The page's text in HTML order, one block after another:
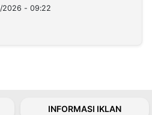
2026 - 09:22
INFORMASI IKLAN